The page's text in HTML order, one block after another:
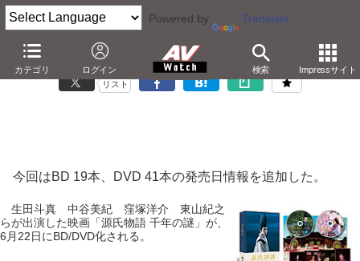
Powered by Translate
カテゴリ ログイン 検索 Impressサイト
「Blu-ray/DVD発売日一覧」3月14日の更新情報
リスト
今回はBD 19本、DVD 41本の発売日情報を追加した。
生田斗真 中谷美紀 窪塚洋介 東山紀之
らが出演した映画「源氏物語 千年の謎」が、
6月22日にBD/DVD化される。